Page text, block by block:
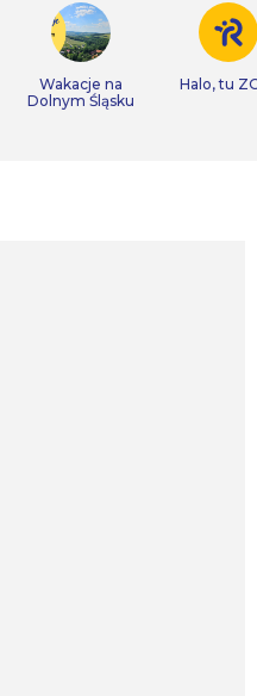
Wakacje na
Dolnym Śląsku
Halo, tu